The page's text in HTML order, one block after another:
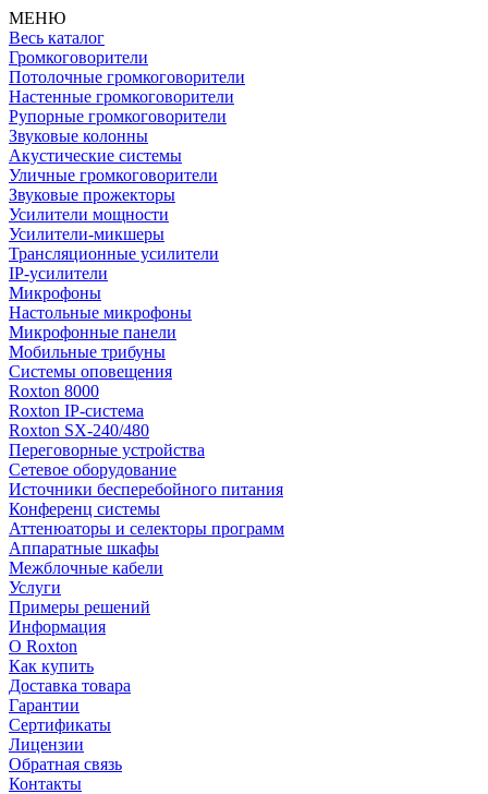
МЕНЮ
Весь каталог
Громкоговорители
Потолочные громкоговорители
Настенные громкоговорители
Рупорные громкоговорители
Звуковые колонны
Акустические системы
Уличные громкоговорители
Звуковые прожекторы
Усилители мощности
Усилители-микшеры
Трансляционные усилители
IP-усилители
Микрофоны
Настольные микрофоны
Микрофонные панели
Мобильные трибуны
Системы оповещения
Roxton 8000
Roxton IP-система
Roxton SX-240/480
Переговорные устройства
Сетевое оборудование
Источники бесперебойного питания
Конференц системы
Аттенюаторы и селекторы программ
Аппаратные шкафы
Межблочные кабели
Услуги
Примеры решений
Информация
О Roxton
Как купить
Доставка товара
Гарантии
Сертификаты
Лицензии
Обратная связь
Контакты